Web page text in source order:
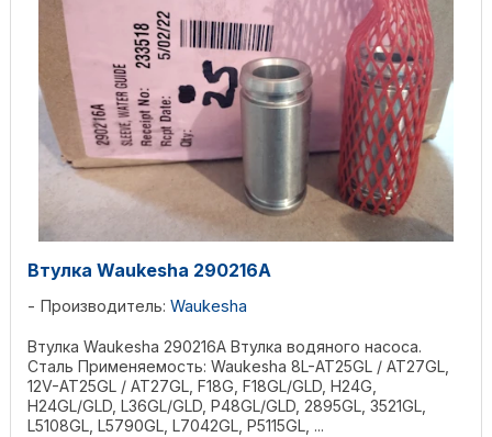
Втулка Waukesha 290216A
Производитель: Waukesha
Втулка Waukesha 290216A Втулка водяного насоса.
Сталь Применяемость: Waukesha 8L-AT25GL / AT27GL,
12V-AT25GL / AT27GL, F18G, F18GL/GLD, H24G,
H24GL/GLD, L36GL/GLD, P48GL/GLD, 2895GL, 3521GL,
L5108GL, L5790GL, L7042GL, P5115GL, ...